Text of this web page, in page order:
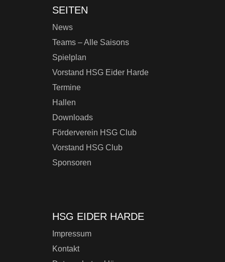
SEITEN
News
Teams – Alle Saisons
Spielplan
Vorstand HSG Eider Harde
Termine
Hallen
Downloads
Förderverein HSG Club
Vorstand HSG Club
Sponsoren
HSG EIDER HARDE
Impressum
Kontakt